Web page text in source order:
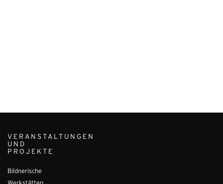
VERANSTALTUNGEN
UND
PROJEKTE
Bildnerische